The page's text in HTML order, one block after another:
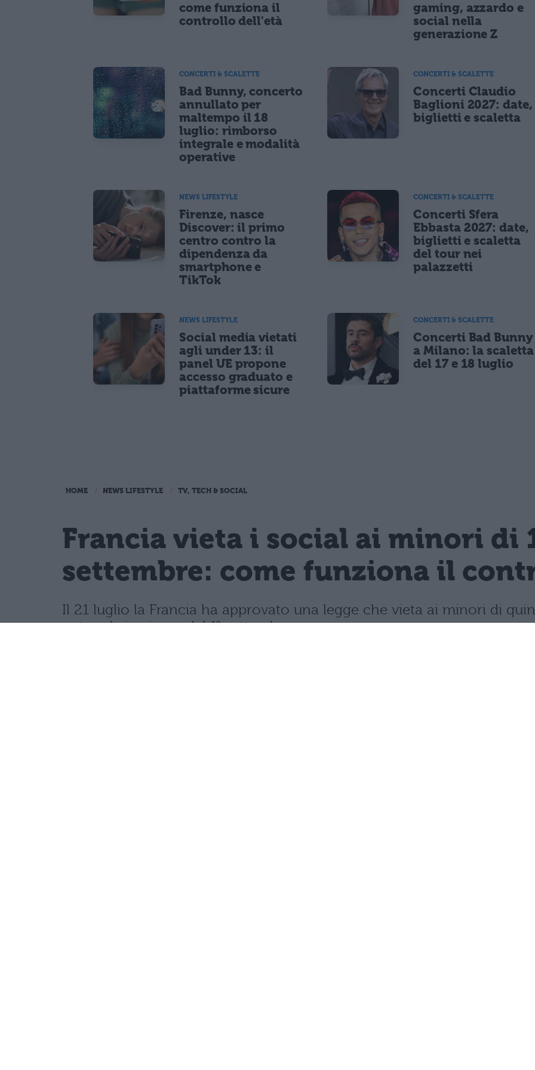
come funziona il
controllo dell'età
gaming, azzardo e
social nella
generazione Z
CONCERTI & SCALETTE
Bad Bunny, concerto
annullato per
maltempo il 18
luglio: rimborso
integrale e modalità
operative
CONCERTI & SCALETTE
Concerti Claudio
Baglioni 2027: date,
biglietti e scaletta
NEWS LIFESTYLE
Firenze, nasce
Discover: il primo
centro contro la
dipendenza da
smartphone e
TikTok
CONCERTI & SCALETTE
Concerti Sfera
Ebbasta 2027: date,
biglietti e scaletta
del tour nei
palazzetti
NEWS LIFESTYLE
Social media vietati
agli under 13: il
panel UE propone
accesso graduato e
piattaforme sicure
CONCERTI & SCALETTE
Concerti Bad Bunny
a Milano: la scaletta
del 17 e 18 luglio
HOME NEWS LIFESTYLE TV, TECH & SOCIAL
Francia vieta i social ai minori di
settembre: come funziona il
Il 21 luglio la Francia ha approvato una legge che vieta ai minori di
network, in vigore dal 1° settembre.